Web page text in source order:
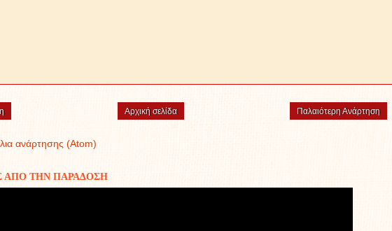
Παλαιότερη Ανάρτηση
Αρχική σελίδα
ανάρτησης (Atom)
ΑΠΟ ΤΗΝ ΠΑΡΑΔΟΣΗ